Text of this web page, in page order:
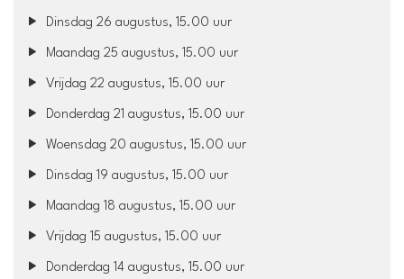
Dinsdag 26 augustus, 15.00 uur
Maandag 25 augustus, 15.00 uur
Vrijdag 22 augustus, 15.00 uur
Donderdag 21 augustus, 15.00 uur
Woensdag 20 augustus, 15.00 uur
Dinsdag 19 augustus, 15.00 uur
Maandag 18 augustus, 15.00 uur
Vrijdag 15 augustus, 15.00 uur
Donderdag 14 augustus, 15.00 uur